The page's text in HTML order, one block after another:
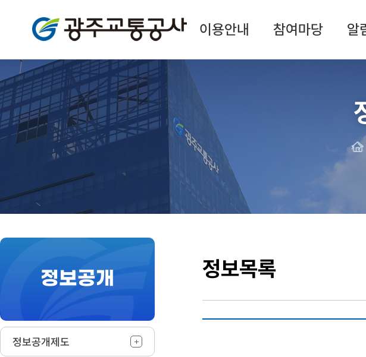
광주교통공사
이용안내 참여마당 알
정보공개
정보공개제도
본
정보목록